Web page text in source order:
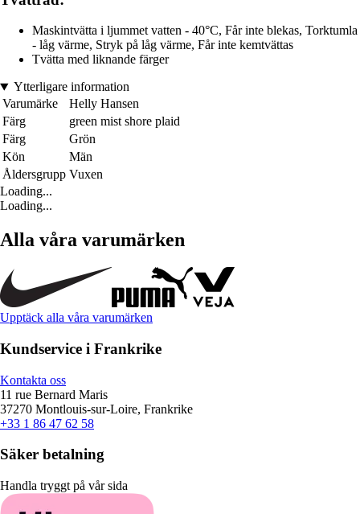
Maskintvätta i ljummet vatten - 40°C, Får inte blekas, Torktumla
- låg värme, Stryk på låg värme, Får inte kemtvättas
Tvätta med liknande färger
Ytterligare information
Varumärke
Helly Hansen
Färg
green mist shore plaid
Färg
Grön
Kön
Män
Åldersgrupp Vuxen
Loading...
Loading...
Alla våra varumärken
Upptäck alla våra varumärken
Kundservice i Frankrike
Kontakta oss
11 rue Bernard Maris
37270 Montlouis-sur-Loire, Frankrike
+33 1 86 47 62 58
Säker betalning
Handla tryggt på vår sida